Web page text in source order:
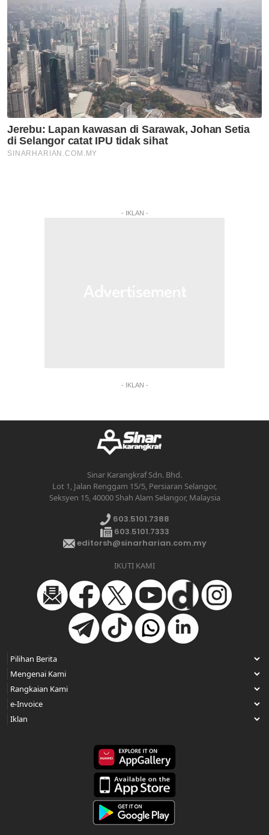
- IKLAN -
- IKLAN -
Sinar Karangkraf Sdn. Bhd.
Lot 1, Jalan Renggam 15/5, Persiaran Selangor,
Seksyen 15, 40000 Shah Alam Selangor, Malaysia
603.5101.7388
603.5101.7333
editorsh@sinarharian.com.my
IKUTI KAMI